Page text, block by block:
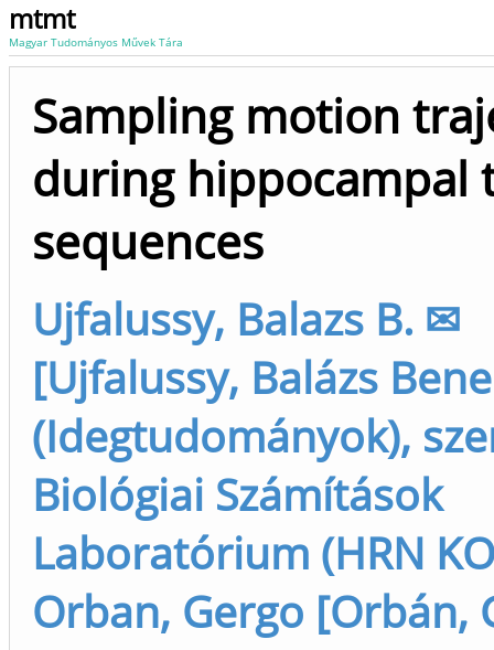
mtmt
Magyar Tudományos Művek Tára
Sampling motion
during hippocampal
sequences
Ujfalussy, Balazs B. ✉
[Ujfalussy, Balázs
(Idegtudományok),
Biológiai Számítások
Laboratórium (HRN
Orban, Gergo [Orbán,